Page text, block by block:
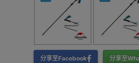
分享至Facebook 分享至